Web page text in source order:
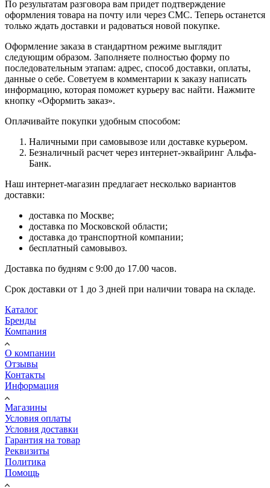
По результатам разговора вам придет подтверждение
оформления товара на почту или через СМС. Теперь останется
только ждать доставки и радоваться новой покупке.
Оформление заказа в стандартном режиме выглядит
следующим образом. Заполняете полностью форму по
последовательным этапам: адрес, способ доставки, оплаты,
данные о себе. Советуем в комментарии к заказу написать
информацию, которая поможет курьеру вас найти. Нажмите
кнопку «Оформить заказ».
Оплачивайте покупки удобным способом:
Наличными при самовывозе или доставке курьером.
Безналичный расчет через интернет-эквайринг Альфа-
Банк.
Наш интернет-магазин предлагает несколько вариантов
доставки:
доставка по Москве;
доставка по Московской области;
доставка до транспортной компании;
бесплатный самовывоз.
Доставка по будням с 9:00 до 17.00 часов.
Срок доставки от 1 до 3 дней при наличии товара на складе.
Каталог
Бренды
Компания
О компании
Отзывы
Контакты
Информация
Магазины
Условия оплаты
Условия доставки
Гарантия на товар
Реквизиты
Политика
Помощь